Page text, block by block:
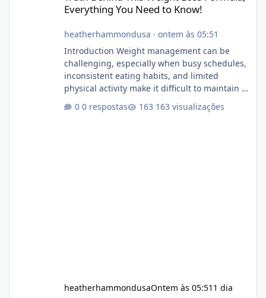
Everything You Need to Know!
heatherhammondusa · ontem às 05:51
Introduction Weight management can be
challenging, especially when busy schedules,
inconsistent eating habits, and limited
physical activity make it difficult to maintain a
for dietary supplements that may
0 respostas 163 visualizações
heatherhammondusaOntem às 05:51 1 dia